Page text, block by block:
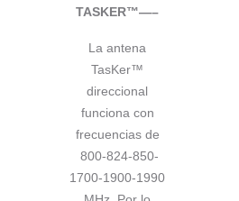
TASKER™—–
La antena
TasKer™
direccional
funciona con
frecuencias de
800-824-850-
1700-1900-1990